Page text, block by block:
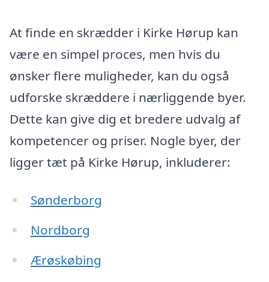
At finde en skrædder i Kirke Hørup kan
være en simpel proces, men hvis du
ønsker flere muligheder, kan du også
udforske skræddere i nærliggende byer.
Dette kan give dig et bredere udvalg af
kompetencer og priser. Nogle byer, der
ligger tæt på Kirke Hørup, inkluderer:
Sønderborg
Nordborg
Ærøskøbing